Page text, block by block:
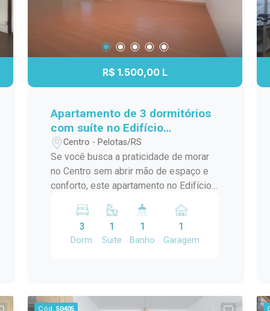
privacidade entre os moradores ou até
com churrasqueira, ideal para reunir
especiais. Uma excelente oportunidade
para quem busca conforto, localização
privilegiada e um imóvel com múltiplas
possibilidades.
R$ 1.500,00 L
Apartamento de 3 dormitórios
com suíte no Edifício
Residencial Marechal de Ferro
- Centro - Pelotas
Centro - Pelotas/RS
Se você busca a praticidade de morar
no Centro sem abrir mão de espaço e
conforto, este apartamento no Edifício
excelente opção. Com ambientes
amplos, bem distribuídos e funcionais,
o imóvel oferece uma rotina mais
tradicional Avenida Marechal Floriano,
3
Dorm.
1
Suite
1
Banho
1
Garagem
Cód. 50405